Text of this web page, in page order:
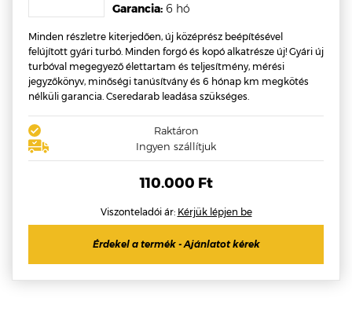
Garancia: 6 hó
Minden részletre kiterjedően, új középrész beépítésével
felújított gyári turbó. Minden forgó és kopó alkatrésze új! Gyári új
turbóval megegyező élettartam és teljesítmény, mérési
jegyzőkönyv, minőségi tanúsítvány és 6 hónap km megkötés
nélküli garancia. Cseredarab leadása szükséges.
Raktáron
Ingyen szállítjuk
110.000 Ft
Viszonteladói ár: Kérjük lépjen be
Érdekel a termék - Ajánlatot kérek